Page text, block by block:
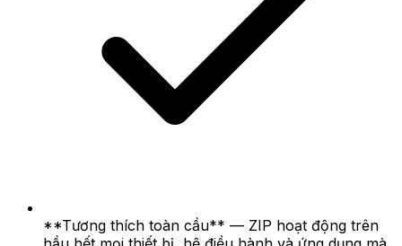
**Tương thích toàn cầu** — ZIP hoạt động trên